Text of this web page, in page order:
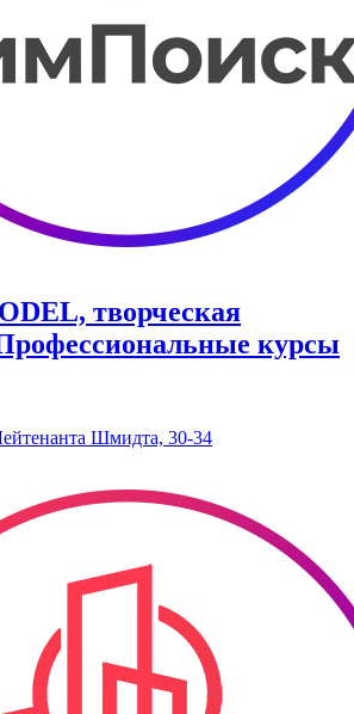
творческая
курсы
Шмидта, 30-34